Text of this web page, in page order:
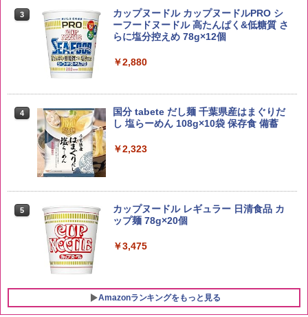
kg 業務用 お米マイスターブレンド
￥2,680
4
by Amazon 新潟県産 新潟のお米 無洗米
5kg
￥3,274
5
by Amazon あきたこまちブレンド 無洗
米 5kg
￥3,396
3
角ハイボール 350ml×24本 サントリー ウ
イスキー ハイボール 缶
4
トリスウイスキー 4000ml サントリー 大
容量 4リットル
￥4,274
5
【数量限定】フロム・ザ・バレル モルト
ウイスキー500ml アサヒ [ 日本 500ml ]
【中元 ギフト プレゼント 贈り物に】
￥4,402
3
カップヌードル カップヌードルPRO シ
ーフードヌードル 高たんぱく&低糖質 さ
らに塩分控えめ 78g×12個
￥2,880
4
国分 tabete だし麺 千葉県産はまぐりだ
し 塩らーめん 108g×10袋 保存食 備蓄
￥2,323
5
カップヌードル レギュラー 日清食品 カ
ップ麺 78g×20個
￥3,475
Amazonランキングをもっと見る